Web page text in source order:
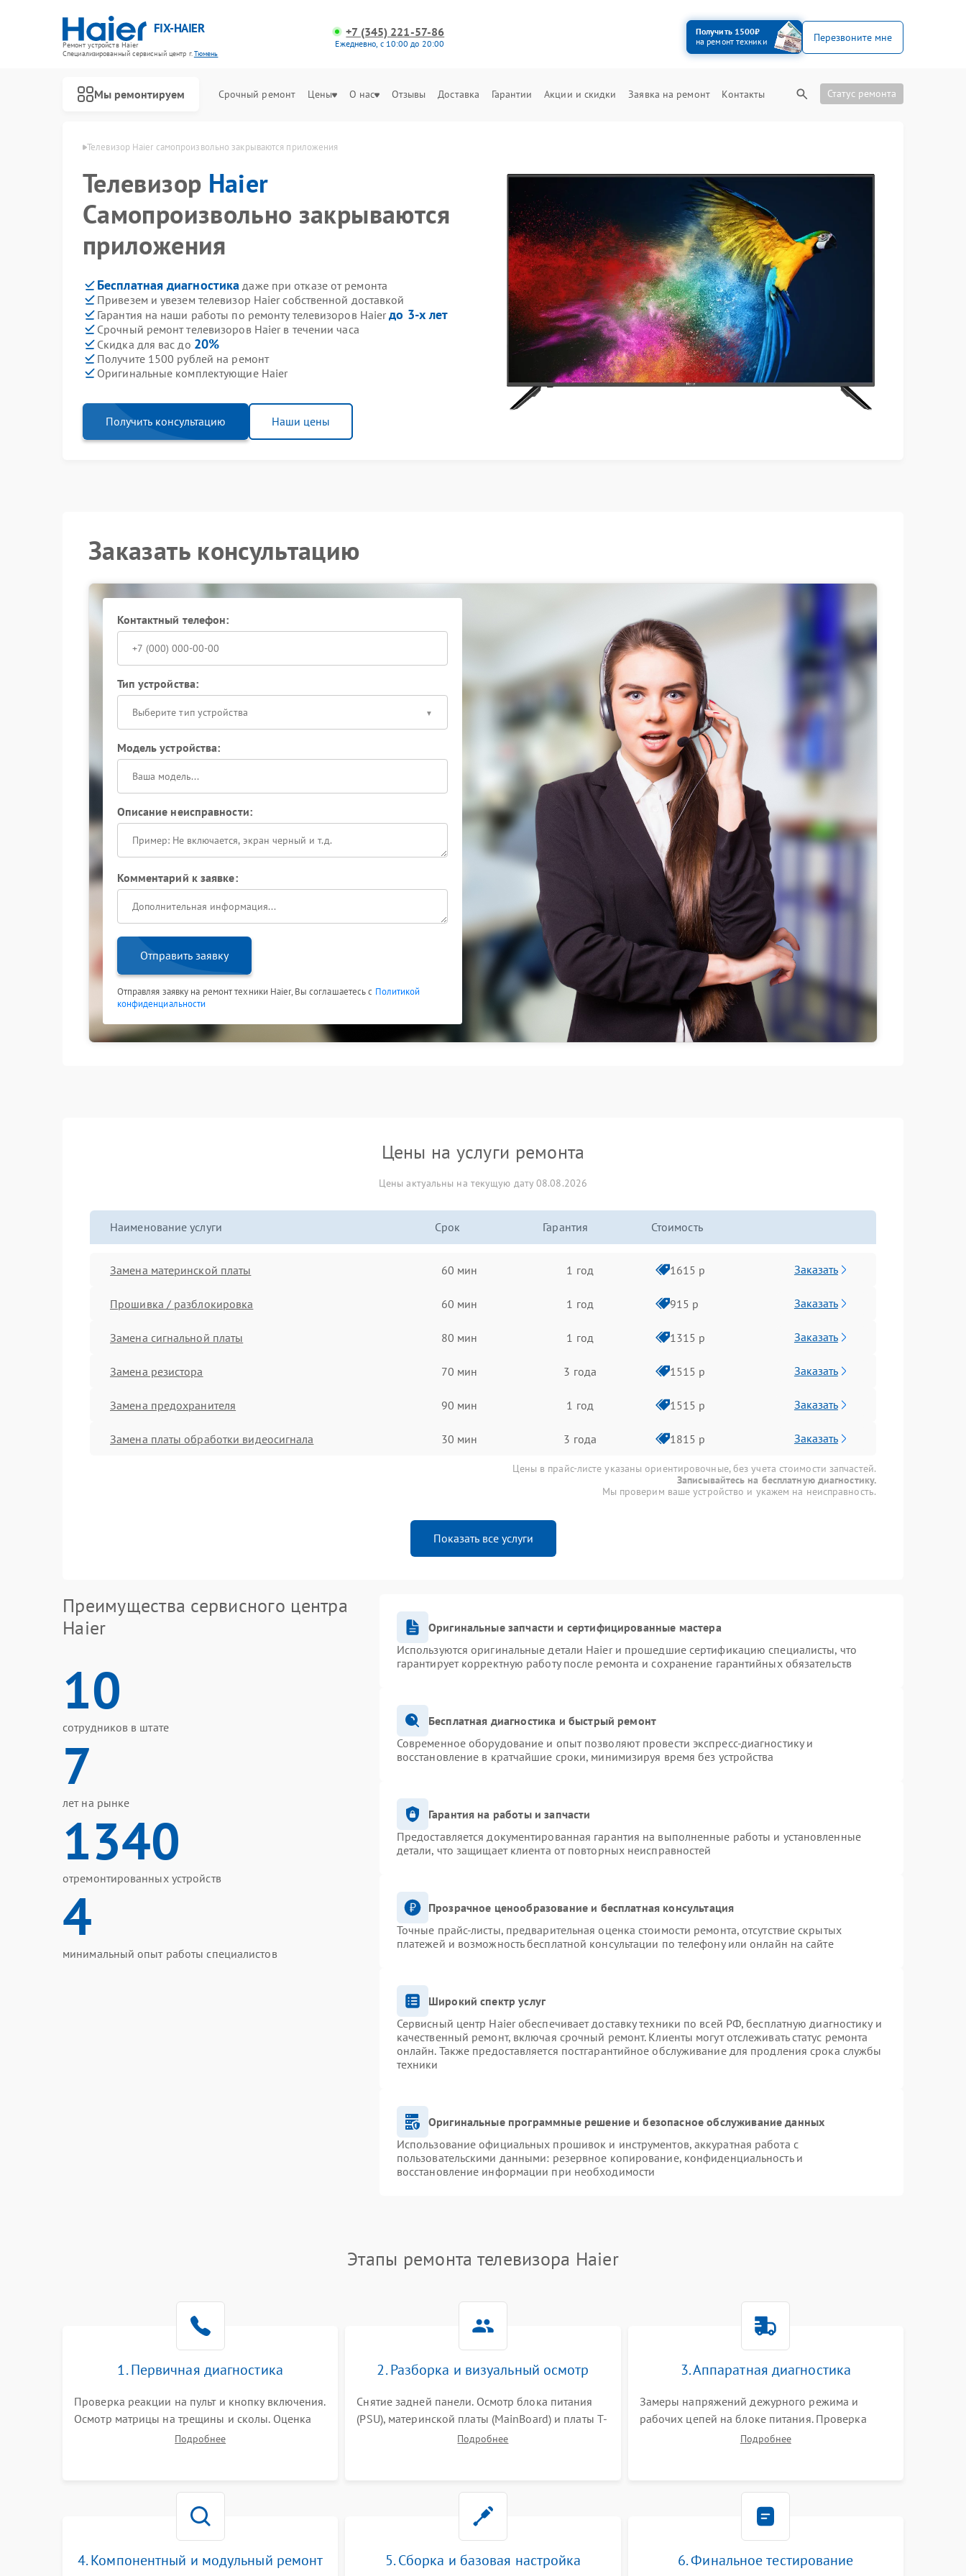
FIX-HAIER
Ремонт устройств Haier
Специализированный cервисный центр г.Тюмень
+7 (345) 221-57-86
Ежедневно, с 10:00 до 20:00
Получить 1500₽
на ремонт техники
Перезвоните мне
Мы ремонтируем Срочный ремонт Цены О нас Отзывы Доставка Гарантии Акции и скидки Заявка на ремонт Контакты Статус ремонта
Haier в Тюмени Телевизор Haier самопроизвольно закрываются приложения
Телевизор Haier
Самопроизвольно закрываются
приложения
Бесплатная диагностика даже при отказе от ремонта
Привезем и увезем телевизор Haier собственной доставкой
Гарантия на наши работы по ремонту телевизоров Haierдо 3-х лет
Срочный ремонт телевизоров Haier в течении часа
Скидка для вас до 20%
Получите 1500 рублей на ремонт
Оригинальные комплектующие Haier
Получить консультацию Наши цены
Заказать консультацию
Контактный телефон:
Тип устройства:
Выберите тип устройства
Модель устройства:
Описание неисправности:
Комментарий к заявке:
Отправить заявку
Отправляя заявку на ремонт техники Haier, Вы соглашаетесь с Политикой
конфиденциальности
Цены на услуги ремонта
Цены актуальны на текущую дату 08.08.2026
Наименование услуги Срок Гарантия Стоимость
Замена материнской платы 60 мин 1 год 1615 р Заказать
Прошивка / разблокировка 60 мин 1 год 915 р Заказать
Замена сигнальной платы 80 мин 1 год 1315 р Заказать
Замена резистора 70 мин 3 года 1515 р Заказать
Замена предохранителя 90 мин 1 год 1515 р Заказать
Замена платы обработки видеосигнала 30 мин 3 года 1815 р Заказать
Цены в прайс-листе указаны ориентировочные, без учета стоимости запчастей.
Записывайтесь на бесплатную диагностику.
Мы проверим ваше устройство и укажем на неисправность.
Показать все услуги
Преимущества сервисного центра
Haier
10
сотрудников в штате
7
лет на рынке
1340
отремонтированных устройств
4
минимальный опыт работы специалистов
Оригинальные запчасти и сертифицированные мастера
Используются оригинальные детали Haier и прошедшие сертификацию специалисты, что
гарантирует корректную работу после ремонта и сохранение гарантийных обязательств
Бесплатная диагностика и быстрый ремонт
Современное оборудование и опыт позволяют провести экспресс-диагностику и
восстановление в кратчайшие сроки, минимизируя время без устройства
Гарантия на работы и запчасти
Предоставляется документированная гарантия на выполненные работы и установленные
детали, что защищает клиента от повторных неисправностей
Прозрачное ценообразование и бесплатная консультация
Точные прайс-листы, предварительная оценка стоимости ремонта, отсутствие скрытых
платежей и возможность бесплатной консультации по телефону или онлайн на сайте
Широкий спектр услуг
Сервисный центр Haier обеспечивает доставку техники по всей РФ, бесплатную диагностику и
качественный ремонт, включая срочный ремонт. Клиенты могут отслеживать статус ремонта
онлайн. Также предоставляется постгарантийное обслуживание для продления срока службы
техники
Оригинальные программные решение и безопасное обслуживание данных
Использование официальных прошивок и инструментов, аккуратная работа с
пользовательскими данными: резервное копирование, конфиденциальность и
восстановление информации при необходимости
Этапы ремонта телевизора Haier
1. Первичная диагностика
Проверка реакции на пульт и кнопку включения.
Осмотр матрицы на трещины и сколы. Оценка
звука, наличия подсветки и индикаторов
Подробнее
2. Разборка и визуальный осмотр
Снятие задней панели. Осмотр блока питания
(PSU), материнской платы (MainBoard) и платы T-
Con на вздутые конденсаторы, прогары,
Подробнее
3. Аппаратная диагностика
Замеры напряжений дежурного режима и
рабочих цепей на блоке питания. Проверка
видеосигналов на плате T-Con с помощью
Подробнее
4. Компонентный и модульный ремонт 5. Сборка и базовая настройка 6. Финальное тестирование